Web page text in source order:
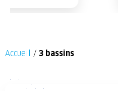
Accueil / 3 bassins